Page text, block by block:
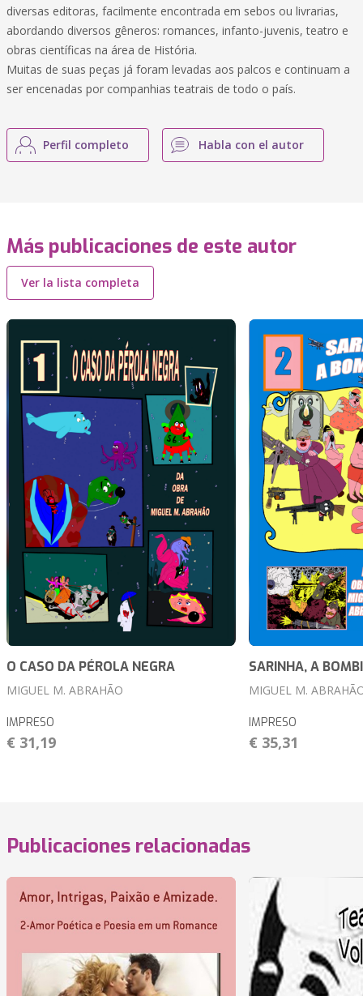
diversas editoras, facilmente encontrada em sebos ou livrarias,
abordando diversos gêneros: romances, infanto-juvenis, teatro e
obras científicas na área de História.
Muitas de suas peças já foram levadas aos palcos e continuam a
ser encenadas por companhias teatrais de todo o país.
Perfil completo Habla con el autor
Más publicaciones de este autor
Ver la lista completa
O CASO DA PÉROLA NEGRA
MIGUEL M. ABRAHÃO
IMPRESO
€ 31,19
SARINHA, A
MIGUEL M.
IMPRESO
€ 35,31
Publicaciones relacionadas